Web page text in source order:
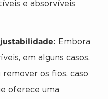
e absorvíveis
Embora
em alguns casos,
remover os fios, caso
oferece uma